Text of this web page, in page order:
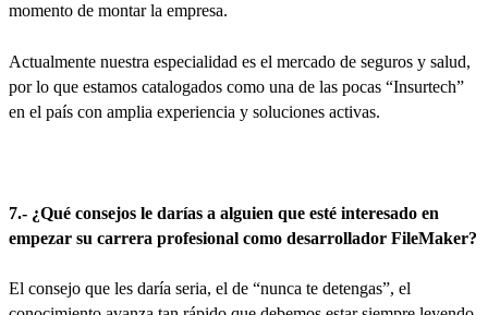
momento de montar la empresa.
Actualmente nuestra especialidad es el mercado de seguros y salud,
por lo que estamos catalogados como una de las pocas “Insurtech”
en el país con amplia experiencia y soluciones activas.
7.- ¿Qué consejos le darías a alguien que esté interesado en
empezar su carrera profesional como desarrollador FileMaker?
El consejo que les daría seria, el de “nunca te detengas”, el